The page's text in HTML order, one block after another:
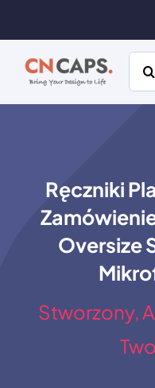
treści
Katalog
Kontakt
Ręczniki
Oversize
Stworzony,